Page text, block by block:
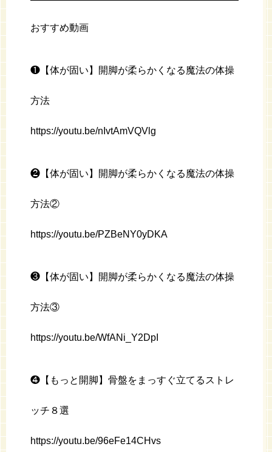
おすすめ動画
❶【体が固い】開脚が柔らかくなる魔法の体操
方法
https://youtu.be/nIvtAmVQVlg
❷【体が固い】開脚が柔らかくなる魔法の体操
方法②
https://youtu.be/PZBeNY0yDKA
❸【体が固い】開脚が柔らかくなる魔法の体操
方法③
https://youtu.be/WfANi_Y2DpI
❹【もっと開脚】骨盤をまっすぐ立てるストレ
ッチ８選
https://youtu.be/96eFe14CHvs